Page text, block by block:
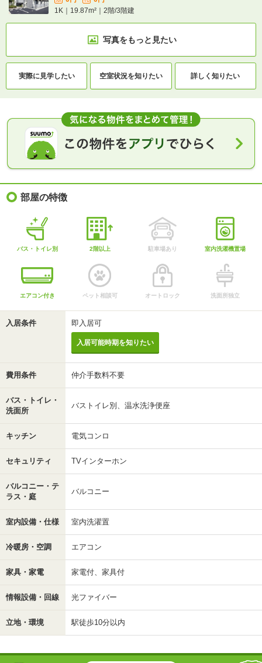
1K｜19.87m²｜2階/3階建
写真をもっと見たい
実際に見学したい 空室状況を知りたい 詳しく知りたい
部屋の特徴
バス・トイレ別 2階以上 駐車場あり 室内洗濯機置場
エアコン付き ペット相談可 オートロック 洗面所独立
入居条件 即入居可
入居可能時期を知りたい
費用条件 仲介手数料不要
バス・トイレ・
洗面所
バストイレ別、温水洗浄便座
キッチン 電気コンロ
セキュリティ TVインターホン
バルコニー・テ
ラス・庭
バルコニー
室内設備・仕様 室内洗濯置
冷暖房・空調 エアコン
家具・家電 家電付、家具付
情報設備・回線 光ファイバー
立地・環境 駅徒歩10分以内